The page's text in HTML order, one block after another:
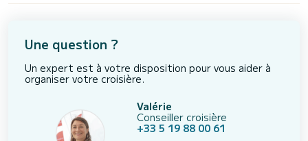
Une question ?
Un expert est à votre disposition pour vous aider à
organiser votre croisière.
Valérie
Conseiller croisière
+33 5 19 88 00 61